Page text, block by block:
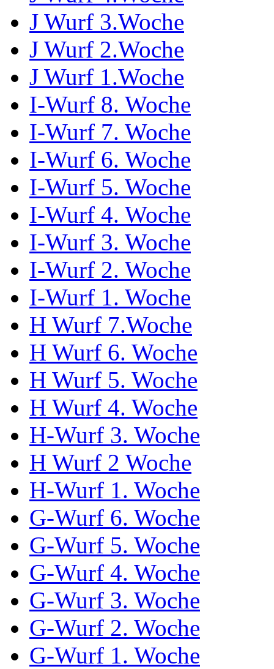
J Wurf 3.Woche
J Wurf 2.Woche
J Wurf 1.Woche
I-Wurf 8. Woche
I-Wurf 7. Woche
I-Wurf 6. Woche
I-Wurf 5. Woche
I-Wurf 4. Woche
I-Wurf 3. Woche
I-Wurf 2. Woche
I-Wurf 1. Woche
H Wurf 7.Woche
H Wurf 6. Woche
H Wurf 5. Woche
H Wurf 4. Woche
H-Wurf 3. Woche
H Wurf 2 Woche
H-Wurf 1. Woche
G-Wurf 6. Woche
G-Wurf 5. Woche
G-Wurf 4. Woche
G-Wurf 3. Woche
G-Wurf 2. Woche
G-Wurf 1. Woche